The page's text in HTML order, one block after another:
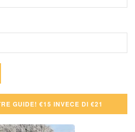
GUIDE! €15 INVECE DI €21